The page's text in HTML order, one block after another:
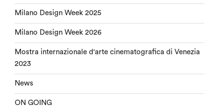
Milano Design Week 2025
Milano Design Week 2026
Mostra internazionale d'arte cinematografica di Venezia
2023
News
ON GOING